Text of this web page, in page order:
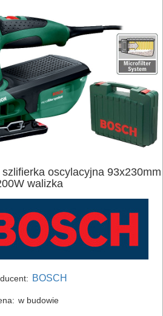
oscylacyjna 93x230mm
walizka
BOSCH
w budowie